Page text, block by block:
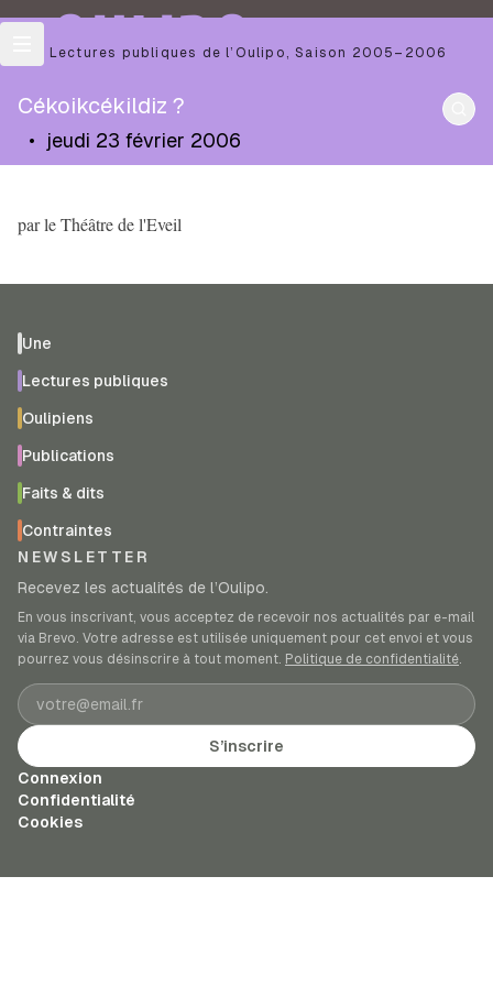
OULIPO
Les Lectures publiques de l’Oulipo ,Saison 2005–2006
Cékoikcékildiz ?
• jeudi 23 février 2006
par le Théâtre de l'Eveil
Une
Lectures publiques
Oulipiens
Publications
Faits & dits
Contraintes
NEWSLETTER
Recevez les actualités de l’Oulipo.
En vous inscrivant, vous acceptez de recevoir nos actualités par e-mail
via Brevo. Votre adresse est utilisée uniquement pour cet envoi et vous
pourrez vous désinscrire à tout moment. Politique de confidentialité.
Adresse e-mail
S’inscrire
Connexion
Confidentialité
Cookies